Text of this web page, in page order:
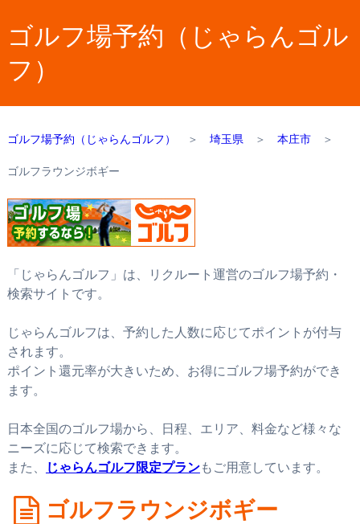
ゴルフ場予約（じゃらんゴル
フ）
ゴルフ場予約（じゃらんゴルフ） ＞ 埼玉県 ＞ 本庄市＞
ゴルフラウンジボギー
「じゃらんゴルフ」は、リクルート運営のゴルフ場予約・
検索サイトです。
じゃらんゴルフは、予約した人数に応じてポイントが付与
されます。
ポイント還元率が大きいため、お得にゴルフ場予約ができ
ます。
日本全国のゴルフ場から、日程、エリア、料金など様々な
ニーズに応じて検索できます。
また、
じゃらんゴルフ限定プランもご用意しています。
ゴルフラウンジボギー